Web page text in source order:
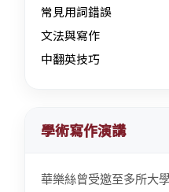
常見用詞錯誤
文法與寫作
中翻英技巧
學術寫作演講
華樂絲曾受邀至多所大